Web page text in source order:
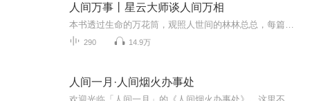
人间万事丨星云大师谈人间万相
290 14.9万
人间一月·人间烟火办事处